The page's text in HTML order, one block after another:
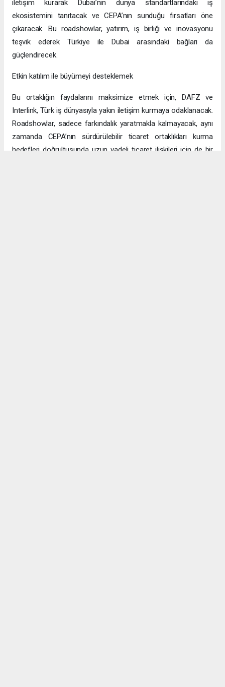
iletişim kurarak Dubai’nin dünya standartlarındaki iş
ekosistemini tanıtacak ve CEPA’nın sunduğu fırsatları öne
çıkaracak. Bu roadshowlar, yatırım, iş birliği ve inovasyonu
teşvik ederek Türkiye ile Dubai arasındaki bağları da
güçlendirecek.
Etkin katılım ile büyümeyi desteklemek
Bu ortaklığın faydalarını maksimize etmek için, DAFZ ve
Interlink, Türk iş dünyasıyla yakın iletişim kurmaya odaklanacak.
Roadshowlar, sadece farkındalık yaratmakla kalmayacak, aynı
zamanda CEPA’nın sürdürülebilir ticaret ortaklıkları kurma
hedefleri doğrultusunda uzun vadeli ticaret ilişkileri için de bir